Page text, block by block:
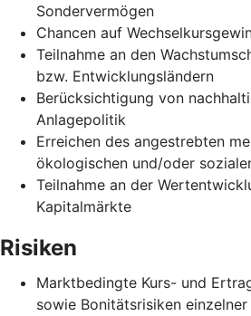
Sondervermögen
Chancen auf
Teilnahme an den
bzw. Entwicklungsländern
Berücksichtigung von
Anlagepolitik
Erreichen des angestrebten
ökologischen und/oder
Teilnahme an der
Kapitalmärkte
Risiken
Marktbedingte Kurs- und
sowie Bonitätsrisiken einzelner